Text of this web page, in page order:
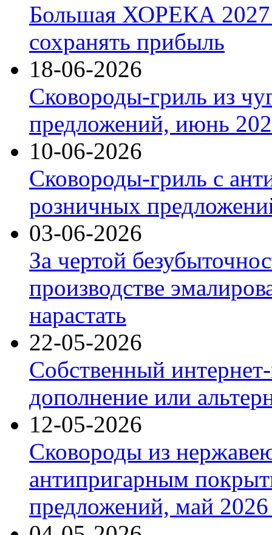
Большая ХОРЕКА 2027:
сохранять прибыль
18-06-2026
Сковороды-гриль из
предложений, июнь
10-06-2026
Сковороды-гриль с
розничных
03-06-2026
За чертой
производстве
нарастать
22-05-2026
Собственный
дополнение или
12-05-2026
Сковороды из
антипригарным
предложений, май 2026